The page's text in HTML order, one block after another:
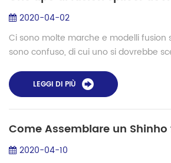
2020-04-02
Ci sono molte marche e modelli fusion
sono confuso, di cui uno si dovrebbe
scegliere i suoi tipi ...
LEGGI DI PIÙ
Come Assemblare un
2020-04-10